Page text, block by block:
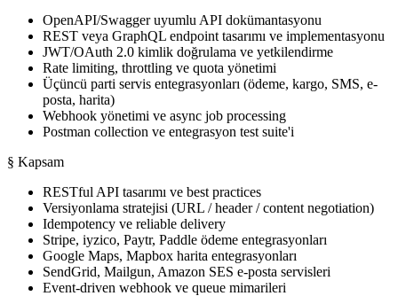
OpenAPI/Swagger uyumlu API dokümantasyonu
REST veya GraphQL endpoint tasarımı ve implementasyonu
JWT/OAuth 2.0 kimlik doğrulama ve yetkilendirme
Rate limiting, throttling ve quota yönetimi
Üçüncü parti servis entegrasyonları (ödeme, kargo, SMS, e-
posta, harita)
Webhook yönetimi ve async job processing
Postman collection ve entegrasyon test suite'i
§ Kapsam
RESTful API tasarımı ve best practices
Versiyonlama stratejisi (URL / header / content negotiation)
Idempotency ve reliable delivery
Stripe, iyzico, Paytr, Paddle ödeme entegrasyonları
Google Maps, Mapbox harita entegrasyonları
SendGrid, Mailgun, Amazon SES e-posta servisleri
Event-driven webhook ve queue mimarileri